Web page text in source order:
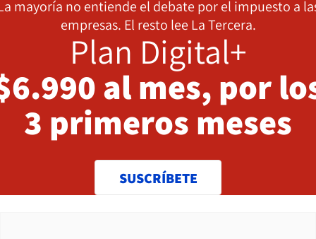
mayoría no entiende el debate por el impuesto a
empresas. El resto lee La Tercera.
Plan Digital+
al mes, por
3 primeros meses
SUSCRÍBETE